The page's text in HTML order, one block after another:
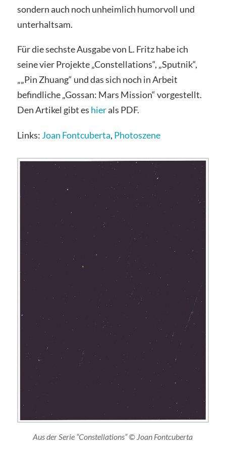
sondern auch noch unheimlich humorvoll und
unterhaltsam.
Für die sechste Ausgabe von L. Fritz habe ich
seine vier Projekte „Constellations“, „Sputnik“,
„„Pin Zhuang“ und das sich noch in Arbeit
befindliche „Gossan: Mars Mission“ vorgestellt.
Den Artikel gibt es hierals PDF.
Links: Joan Fontcuberta, Photoszene
Aus der Serie “Constellations” © Joan Fontcuberta